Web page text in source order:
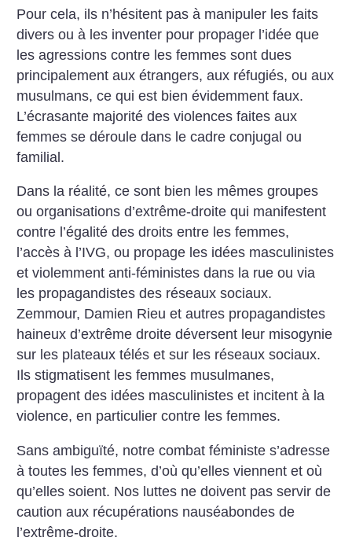
Pour cela, ils n’hésitent pas à manipuler les faits
divers ou à les inventer pour propager l’idée que
les agressions contre les femmes sont dues
principalement aux étrangers, aux réfugiés, ou aux
musulmans, ce qui est bien évidemment faux.
L’écrasante majorité des violences faites aux
femmes se déroule dans le cadre conjugal ou
familial.
Dans la réalité, ce sont bien les mêmes groupes
ou organisations d’extrême-droite qui manifestent
contre l’égalité des droits entre les femmes,
l’accès à l’IVG, ou propage les idées masculinistes
et violemment anti-féministes dans la rue ou via
les propagandistes des réseaux sociaux.
Zemmour, Damien Rieu et autres propagandistes
haineux d’extrême droite déversent leur misogynie
sur les plateaux télés et sur les réseaux sociaux.
Ils stigmatisent les femmes musulmanes,
propagent des idées masculinistes et incitent à la
violence, en particulier contre les femmes.
Sans ambiguïté, notre combat féministe s’adresse
à toutes les femmes, d’où qu’elles viennent et où
qu’elles soient. Nos luttes ne doivent pas servir de
caution aux récupérations nauséabondes de
l’extrême-droite.